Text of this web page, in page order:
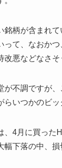
柄が含まれ
って、なおか
悪などなさ
不調ですが
いつかのビ
4月に買っ
下落の中、損